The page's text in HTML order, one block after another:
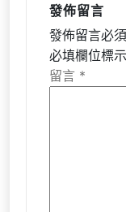
發佈留言
發佈留言必
必填欄位標
留言 *